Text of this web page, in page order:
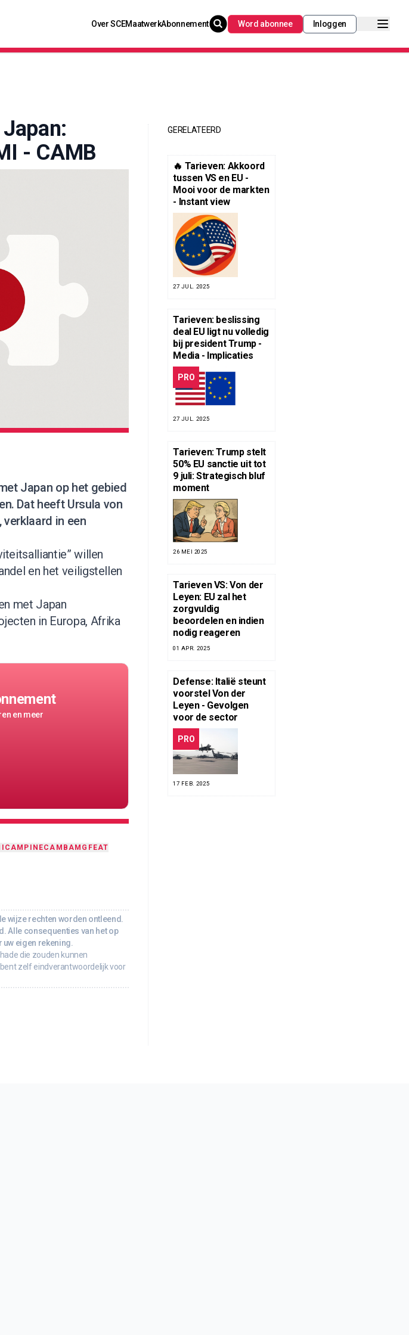
Over SCEMaatwerkAbonnement Word abonnee Inloggen
- CAMB
Japan op het gebied
Dat heeft Ursula von
in een
willen
en het veiligstellen
met Japan
in Europa, Afrika
en meer
CAMPINECAMB AMG FEAT
wijze rechten worden ontleend.
Alle consequenties van het op
eigen rekening.
die zouden kunnen
zelf eindverantwoordelijk voor
GERELATEERD
🔥 Tarieven: Akkoord
tussen VS en EU -
Mooi voor de markten
- Instant view
27 JUL. 2025
Tarieven: beslissing
deal EU ligt nu volledig
bij president Trump -
Media - Implicaties
PRO
27 JUL. 2025
Tarieven: Trump stelt
50% EU sanctie uit tot
9 juli: Strategisch bluf
moment
26 MEI 2025
Tarieven VS: Von der
Leyen: EU zal het
zorgvuldig
beoordelen en indien
nodig reageren
01 APR. 2025
Defense: Italië steunt
voorstel Von der
Leyen - Gevolgen
voor de sector
PRO
17 FEB. 2025